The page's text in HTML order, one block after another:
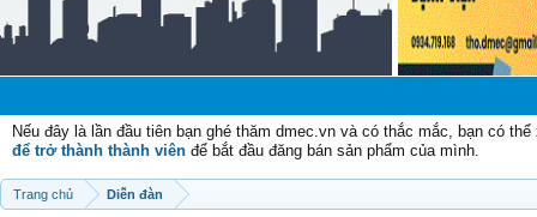
Nếu đây là lần đầu tiên bạn ghé thăm dmec.vn và có thắc mắc, bạn có
để trở thành thành viên để bắt đầu đăng bán sản phẩm của mình.
Trang chủ Diễn đàn